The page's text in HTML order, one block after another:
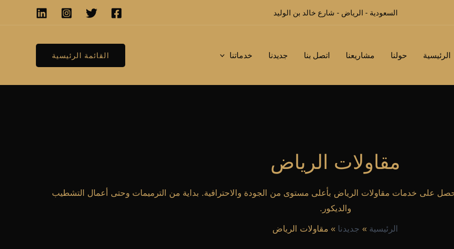
السعودية - الرياض - شارع خالد بن الوليد
الرئيسية حولنا مشاريعنا اتصل بنا جديدنا خدماتنا القائمة الرئيسية
مقاولات الرياض
على خدمات مقاولات الرياض بأعلى مستوى من الجودة والاحترافية. بداية من الترميمات وحتى أعمال التشطيب
والديكور.
الرئيسية جديدنا مقاولات الرياض